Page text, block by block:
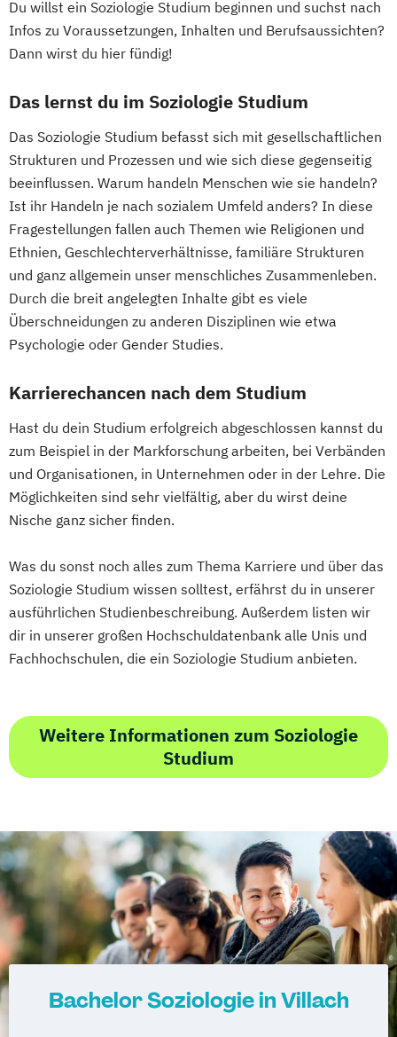
Digital Business Management
Digital Entrepreneurship Digital Health
Digital Innovation and Intrapreneurship
(DE/EN)
Digital Product Management
Digital Transformation Management -
Gesundheitswesen
Digitale Betriebswirtschaftslehre
Digitale Transformation Diätetik
E-Beratung in der Pädagogik
E-Commerce
Elektrotechnik
Engineering (DE/EN)
Entrepreneurship (DE/EN)
Ergotherapie
Ernährungswissenschaften
Beratung und Personalentwicklung
Finance
Accounting und Taxation (DE/EN)
Finanzmanagement
Finanzmanagement für Bankkaufleute
Gartenbau General Management
Gerontologie
Gesundheits- und Pflegepädagogik
Gesundheitsmanagement
Gesundheitspsychologie
Gesundheitsökonomie Growth Hacking
Growth Hacking (DE/EN)
Growth Hacking for Entrepreneurs (DE/EN)
Heilpädagogik/Inklusionspädagogik
Hotelmanagement (DE/EN)
IT-Betriebswirt/in IT-Management
Immobilienmanagement
Immobilienmanagement für
Immobilienkaufleute
Information Technology Management
Wirtschaftswissenschaft für Ingenieur/-
innen und Naturwissenschaftler/-innen
Du willst ein Soziologie Studium beginnen und suchst nach
Infos zu Voraussetzungen, Inhalten und Berufsaussichten?
Dann wirst du hier fündig!
Das lernst du im Soziologie Studium
Das Soziologie Studium befasst sich mit gesellschaftlichen
Strukturen und Prozessen und wie sich diese gegenseitig
beeinflussen. Warum handeln Menschen wie sie handeln?
Ist ihr Handeln je nach sozialem Umfeld anders? In diese
Fragestellungen fallen auch Themen wie Religionen und
Ethnien, Geschlechterverhältnisse, familiäre Strukturen
und ganz allgemein unser menschliches Zusammenleben.
Durch die breit angelegten Inhalte gibt es viele
Überschneidungen zu anderen Disziplinen wie etwa
Psychologie oder Gender Studies.
Karrierechancen nach dem Studium
Hast du dein Studium erfolgreich abgeschlossen kannst du
zum Beispiel in der Markforschung arbeiten, bei Verbänden
und Organisationen, in Unternehmen oder in der Lehre. Die
Möglichkeiten sind sehr vielfältig, aber du wirst deine
Nische ganz sicher finden.
Was du sonst noch alles zum Thema Karriere und über das
Soziologie Studium wissen solltest, erfährst du in unserer
ausführlichen Studienbeschreibung. Außerdem listen wir
dir in unserer großen Hochschuldatenbank alle Unis und
Fachhochschulen, die ein Soziologie Studium anbieten.
Weitere Informationen zum Soziologie
Studium
Bachelor Soziologie in Villach